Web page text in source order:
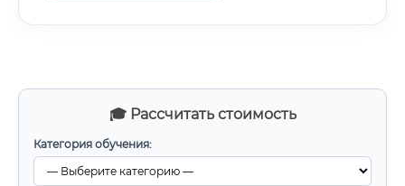
🎓 Рассчитать стоимость
Категория обучения: